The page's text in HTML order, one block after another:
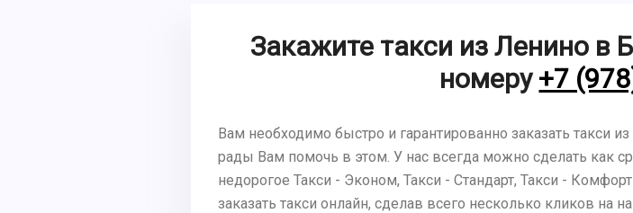
Закажите такси из Ленино в
номеру +7
Вам необходимо быстро и гарантированно заказать такси
рады Вам помочь в этом. У нас всегда можно сделать как
недорогое Такси - Эконом, Такси - Стандарт, Такси -
заказать такси онлайн, сделав всего несколько кликов на